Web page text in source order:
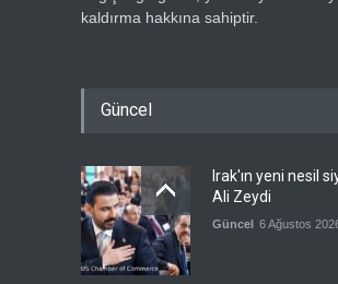
kaldırma hakkına sahiptir.
Güncel
Irak'ın yeni nesil
Ali Zeydi
Güncel 6 Ağustos